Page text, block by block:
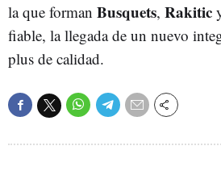
la que forman Busquets, Rakitic
fiable, la llegada de un nuevo
plus de calidad.